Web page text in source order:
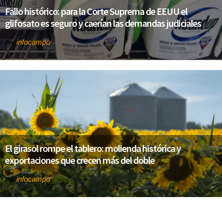
Fallo histórico: para la Corte Suprema de EEUU el
glifosato es seguro y caerían las demandas judiciales
Por infocampo
El girasol rompe el tablero: molienda histórica y
exportaciones que crecen más del doble
Porinfocampo